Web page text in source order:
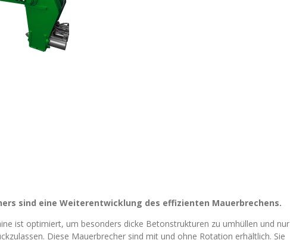
sind eine Weiterentwicklung des effizienten Mauerbrechens.
ist optimiert, um besonders dicke Betonstrukturen zu umhüllen und nur
Diese Mauerbrecher sind mit und ohne Rotation erhältlich. Sie